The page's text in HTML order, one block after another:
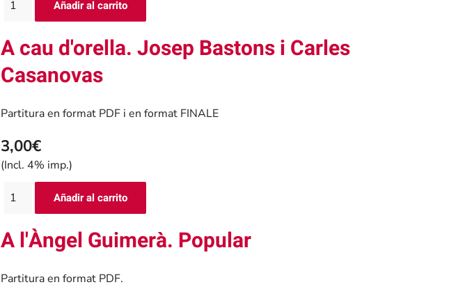
A cau d'orella. Josep Bastons i Carles
Casanovas
Partitura en format PDF i en format FINALE
3,00€
(Incl. 4% imp.)
A l'Àngel Guimerà. Popular
Partitura en format PDF.